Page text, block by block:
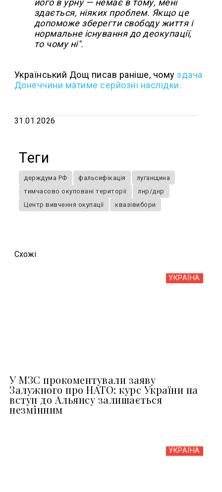
його в урну — немає в тому, мені
здається, ніяких проблем. Якщо це
допоможе зберегти свободу життя і
нормальне існування до деокупації,
то чому ні".
Український Дощ писав раніше, чомуздача
Донеччини матиме серйозні наслідки.
31.01.2026
Теги
держдума РФ фальсифікація
луганщина
тимчасово окуповані території
лнр/днр
Центр вивчення окупації
квазівибори
Схожi
УКРАЇНА
У МЗС прокоментували заяву
Залужного про НАТО: курс України на
вступ до Альянсу залишається
незмінним
УКРАЇНА